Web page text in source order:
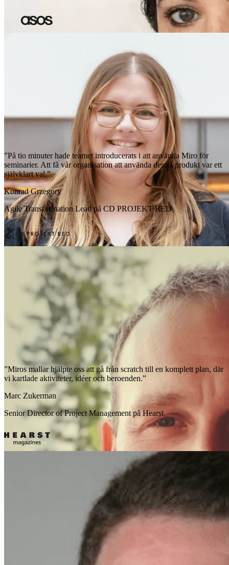
”På tio minuter hade teamet introducerats i att använda Miro för
seminarier. Att få vår organisation att använda denna produkt var ett
självklart val.”
Konrad Grzegory
Agile Transformation Lead på CD PROJEKT RED
”Miros mallar hjälpte oss att gå från scratch till en komplett plan, där
vi kartlade aktiviteter, idéer och beroenden.”
Marc Zukerman
Senior Director of Project Management på Hearst